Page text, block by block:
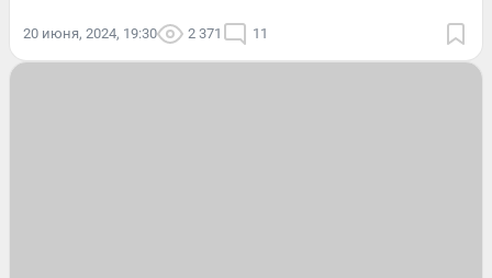
20 июня, 2024, 19:30 2 371 11